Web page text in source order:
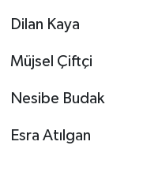
Dilan Kaya
Müjsel Çiftçi
Nesibe Budak
Esra Atılgan